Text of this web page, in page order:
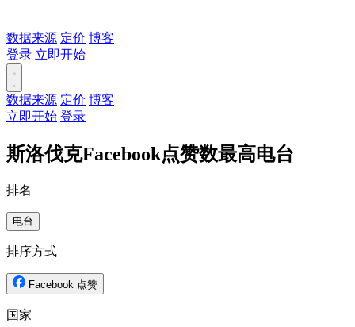
数据来源 定价 博客
登录 立即开始
数据来源 定价 博客
立即开始 登录
斯洛伐克Facebook点赞数最高电台
排名
电台
排序方式
Facebook 点赞
国家